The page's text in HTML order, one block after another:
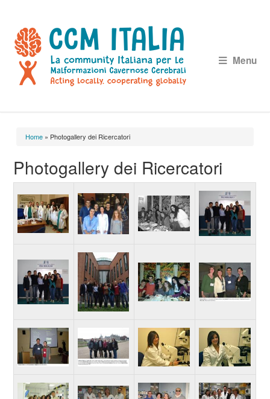
Menu
Tu sei qui
Home » Photogallery dei Ricercatori
Photogallery dei Ricercatori